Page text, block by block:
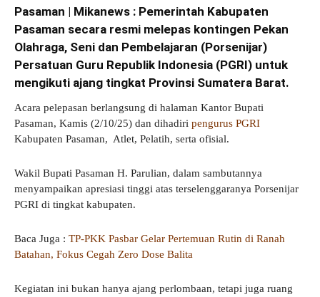
Pasaman | Mikanews : Pemerintah Kabupaten
Pasaman secara resmi melepas kontingen Pekan
Olahraga, Seni dan Pembelajaran (Porsenijar)
Persatuan Guru Republik Indonesia (PGRI) untuk
mengikuti ajang tingkat Provinsi Sumatera Barat.
Acara pelepasan berlangsung di halaman Kantor Bupati
Pasaman, Kamis (2/10/25) dan dihadiri pengurus PGRI
Kabupaten Pasaman, Atlet, Pelatih, serta ofisial.
Wakil Bupati Pasaman H. Parulian, dalam sambutannya
menyampaikan apresiasi tinggi atas terselenggaranya Porsenijar
PGRI di tingkat kabupaten.
Baca Juga : TP-PKK Pasbar Gelar Pertemuan Rutin di Ranah
Batahan, Fokus Cegah Zero Dose Balita
Kegiatan ini bukan hanya ajang perlombaan, tetapi juga ruang